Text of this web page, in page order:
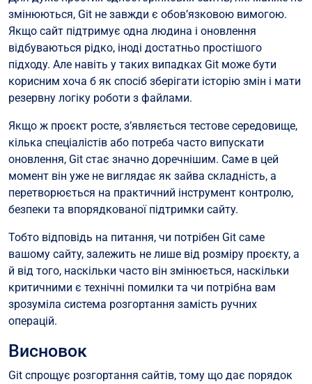
змінюються, Git не завжди є обов’язковою вимогою.
Якщо сайт підтримує одна людина і оновлення
відбуваються рідко, іноді достатньо простішого
підходу. Але навіть у таких випадках Git може бути
корисним хоча б як спосіб зберігати історію змін і мати
резервну логіку роботи з файлами.
Якщо ж проєкт росте, з’являється тестове середовище,
кілька спеціалістів або потреба часто випускати
оновлення, Git стає значно доречнішим. Саме в цей
момент він уже не виглядає як зайва складність, а
перетворюється на практичний інструмент контролю,
безпеки та впорядкованої підтримки сайту.
Тобто відповідь на питання, чи потрібен Git саме
вашому сайту, залежить не лише від розміру проєкту, а
й від того, наскільки часто він змінюється, наскільки
критичними є технічні помилки та чи потрібна вам
зрозуміла система розгортання замість ручних
операцій.
Висновок
Git спрощує розгортання сайтів, тому що дає порядок